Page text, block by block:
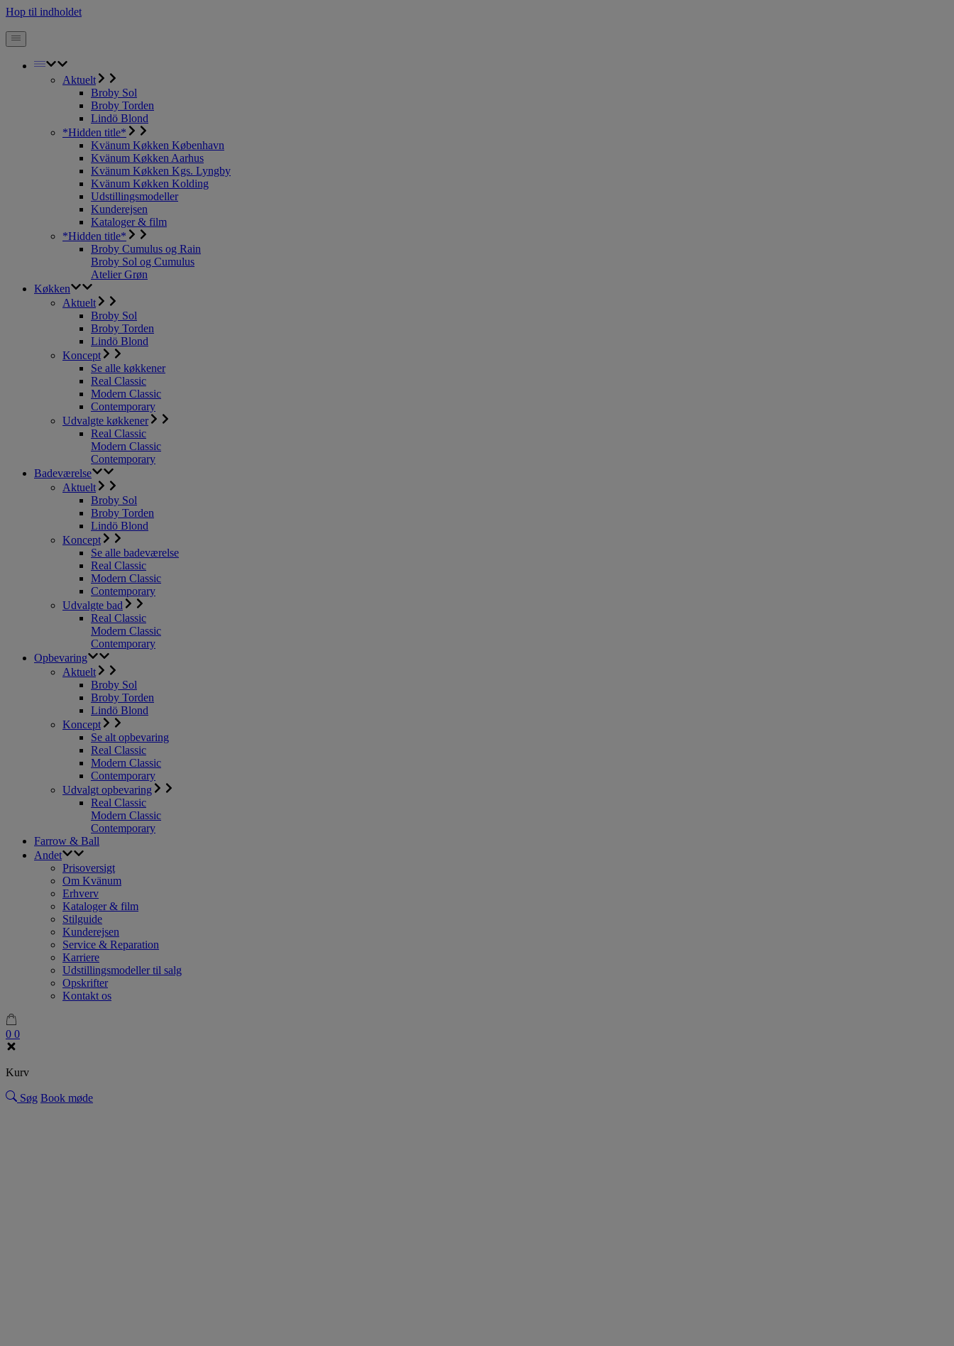
Hop til indholdet
Aktuelt
Broby Sol
Broby Torden
Lindö Blond
*Hidden title*
Kvänum Køkken København
Kvänum Køkken Aarhus
Kvänum Køkken Kgs. Lyngby
Kvänum Køkken Kolding
Udstillingsmodeller
Kunderejsen
Kataloger & film
*Hidden title*
Broby Cumulus og Rain
Broby Sol og Cumulus
Atelier Grøn
Køkken
Aktuelt
Broby Sol
Broby Torden
Lindö Blond
Koncept
Se alle køkkener
Real Classic
Modern Classic
Contemporary
Udvalgte køkkener
Real Classic
Modern Classic
Contemporary
Badeværelse
Aktuelt
Broby Sol
Broby Torden
Lindö Blond
Koncept
Se alle badeværelse
Real Classic
Modern Classic
Contemporary
Udvalgte bad
Real Classic
Modern Classic
Contemporary
Opbevaring
Aktuelt
Broby Sol
Broby Torden
Lindö Blond
Koncept
Se alt opbevaring
Real Classic
Modern Classic
Contemporary
Udvalgt opbevaring
Real Classic
Modern Classic
Contemporary
Farrow & Ball
Andet
Prisoversigt
Om Kvänum
Erhverv
Kataloger & film
Stilguide
Kunderejsen
Service & Reparation
Karriere
Udstillingsmodeller til salg
Opskrifter
Kontakt os
0 0
Kurv
Søg Book møde